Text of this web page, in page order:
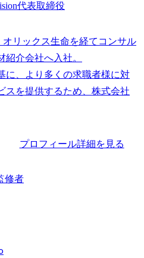
代表取締役
リックス生命を経てコンサル
介会社へ入社。
に、より多くの求職者様に対
スを提供するため、株式会社
プロフィール詳細を見る
修者